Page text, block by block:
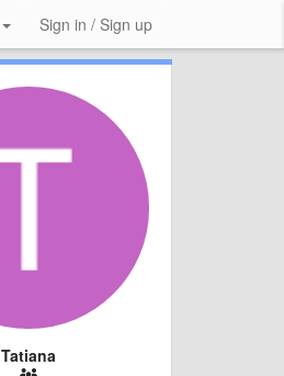
Sign in / Sign up
Tatiana